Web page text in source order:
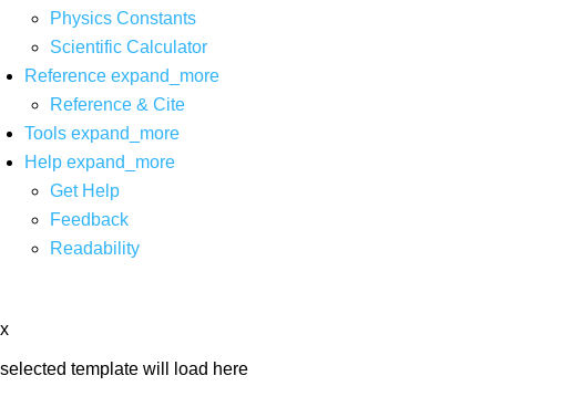
Physics Constants
Scientific Calculator
Reference expand_more
Reference & Cite
Tools expand_more
Help expand_more
Get Help
Feedback
Readability
x
selected template will load here